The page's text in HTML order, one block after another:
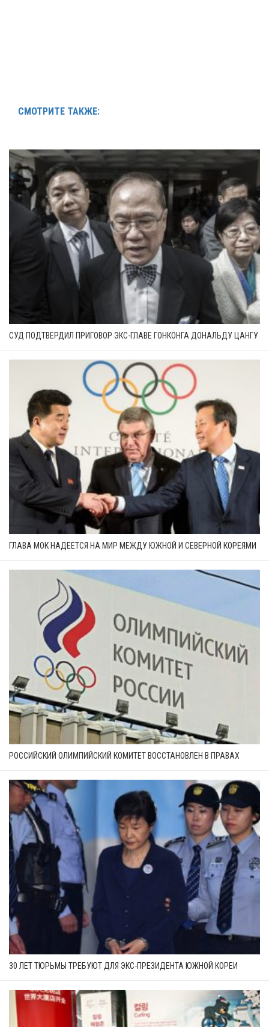
СМОТРИТЕ ТАКЖЕ:
СУД ПОДТВЕРДИЛ ПРИГОВОР ЭКС-ГЛАВЕ ГОНКОНГА ДОНАЛЬДУ ЦАНГУ
ГЛАВА МОК НАДЕЕТСЯ НА МИР МЕЖДУ ЮЖНОЙ И СЕВЕРНОЙ КОРЕЯМИ
РОССИЙСКИЙ ОЛИМПИЙСКИЙ КОМИТЕТ ВОССТАНОВЛЕН В ПРАВАХ
30 ЛЕТ ТЮРЬМЫ ТРЕБУЮТ ДЛЯ ЭКС-ПРЕЗИДЕНТА ЮЖНОЙ КОРЕИ